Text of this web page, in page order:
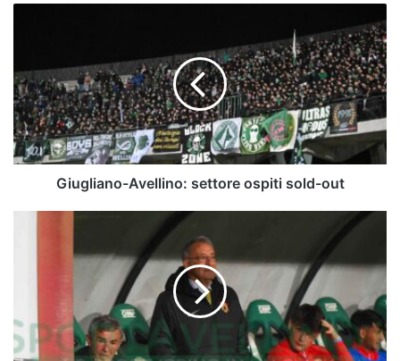
ospiti
sold-
out
Giugliano-Avellino: settore ospiti sold-out
centrocampista
irpino: